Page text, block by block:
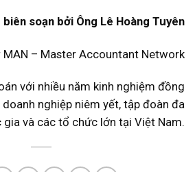
soạn bởi Ông Lê Hoàng Tuyên
MAN – Master Accountant Network
với nhiều năm kinh nghiệm đồng
nghiệp niêm yết, tập đoàn đa
gia và các tổ chức lớn tại Việt Nam.